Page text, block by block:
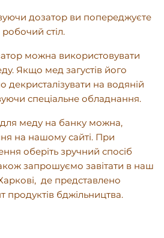
дозатор ви попереджуєте
стіл.
можна використовувати
Якщо мед загустів його
декристалізувати на водяній
спеціальне обладнання.
меду на банку можна,
на нашому сайті. При
оберіть зручний спосіб
запрошуємо завітати в наш
де представлено
бджільництва.